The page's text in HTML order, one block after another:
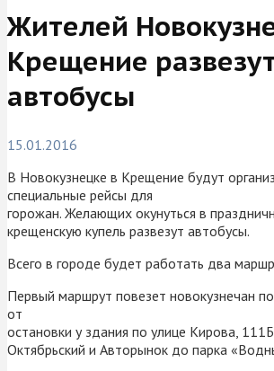
Жителей
Крещение
автобусы
15.01.2016
В Новокузнецке в Крещение будут
специальные рейсы для
горожан. Желающих окунуться в
крещенскую купель развезут автобусы.
Всего в городе будет работать два
Первый маршрут повезет новокузнечан
от
остановки у здания по улице Кирова,
Октябрьский и Авторынок до парка